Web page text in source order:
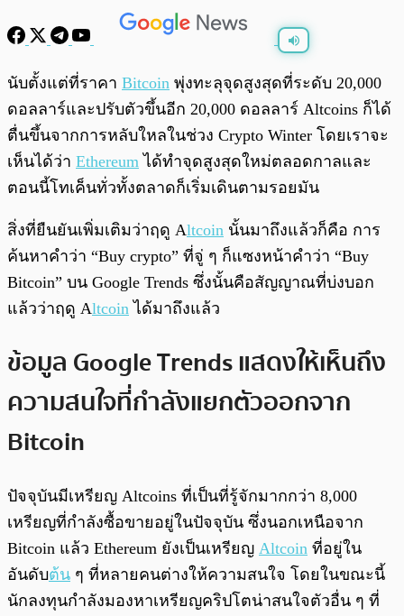
พร้อมเล่น 0:00
นับตั้งแต่ที่ราคา Bitcoin พุ่งทะลุจุดสูงสุดที่ระดับ 20,000
ดอลลาร์และปรับตัวขึ้นอีก 20,000 ดอลลาร์ Altcoins ก็ได้
ตื่นขึ้นจากการหลับใหลในช่วง Crypto Winter โดยเราจะ
เห็นได้ว่า Ethereum ได้ทำจุดสูงสุดใหม่ตลอดกาลและ
ตอนนี้โทเค็นทั่วทั้งตลาดก็เริ่มเดินตามรอยมัน
สิ่งที่ยืนยันเพิ่มเติมว่าฤดู Altcoin นั้นมาถึงแล้วก็คือ การ
ค้นหาคำว่า “Buy crypto” ที่จู่ ๆ ก็แซงหน้าคำว่า “Buy
Bitcoin” บน Google Trends ซึ่งนั้นคือสัญญาณที่บ่งบอก
แล้วว่าฤดู Altcoin ได้มาถึงแล้ว
ข้อมูล Google Trends แสดงให้เห็นถึง
ความสนใจที่กำลังแยกตัวออกจาก
Bitcoin
ปัจจุบันมีเหรียญ Altcoins ที่เป็นที่รู้จักมากกว่า 8,000
เหรียญที่กำลังซื้อขายอยู่ในปัจจุบัน ซึ่งนอกเหนือจาก
Bitcoin แล้ว Ethereum ยังเป็นเหรียญ Altcoin ที่อยู่ใน
อันดับต้น ๆ ที่หลายคนต่างให้ความสนใจ โดยในขณะนี้
นักลงทุนกำลังมองหาเหรียญคริปโตน่าสนใจตัวอื่น ๆ ที่